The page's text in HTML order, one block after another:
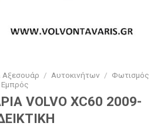
Αξεσουάρ / Αυτοκινήτων / Φωτισμός
VOLVO XC60 2009-